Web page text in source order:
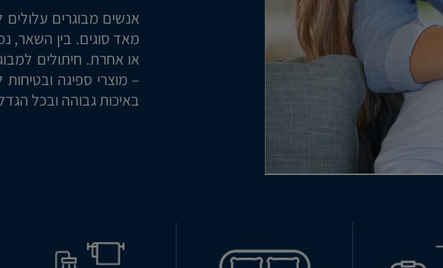
אנשים מבוגרים עלולים
מאד סוגים. בין השאר,
– מוצרי ספיגה
באיכות גבוהה ובכל